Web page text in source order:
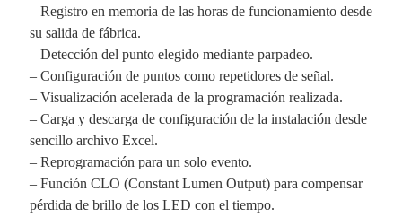
– Registro en memoria de las horas de funcionamiento desde
su salida de fábrica.
– Detección del punto elegido mediante parpadeo.
– Configuración de puntos como repetidores de señal.
– Visualización acelerada de la programación realizada.
– Carga y descarga de configuración de la instalación desde
sencillo archivo Excel.
– Reprogramación para un solo evento.
– Función CLO (Constant Lumen Output) para compensar
pérdida de brillo de los LED con el tiempo.